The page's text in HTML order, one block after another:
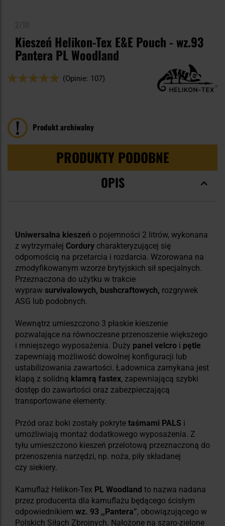
Kieszeń Helikon-Tex E&E Pouch - wz.93
Pantera PL Woodland
Ocena:
(Opinie: 107)
Produkt archiwalny
PRODUKTY PODOBNE
OPIS
Uniwersalna kieszeń o pojemności 2 litrów, wykonana
z wytrzymałej Cordury charakteryzującej się
odpornością na przetarcia i rozdarcia. Wzorowana na
zmodyfikowanym wzorze brytyjskich sił specjalnych.
Przeznaczona do użytku w trakcie
wypraw survivalowych, bushcraftowych, rozgrywek
ASG lub podobnych.
Wewnątrz umieszczono 3 płaskie kieszenie
pozwalające na równoczesne przenoszenie większego
i mniejszego wyposażenia. Duży panel velcro i pętle
zapewniają możliwość dowolnej konfiguracji lub
ustabilizowania zawartości. Ładownica zamykana jest
klapą z solidną klamrą fastex, zapewniającą szybki
dostęp do zawartości oraz zabezpieczającą
transportowane elementy.
Przód oraz boki zostały pokryte taśmami PALS i
umożliwiają montaż dodatkowego wyposażenia. Z
tyłu umieszczono kieszeń przelotową przeznaczoną do
przenoszenia narzędzi, np. noża, piły składanej
czy siekiery.
Kamuflaż Helikon-Tex PL Woodland to nazwa nadana
przez producenta dla kamuflażu będącego ścisłym
odpowiednikiem wz. 93 ,,Pantera”, obowiązującego w
Polskich Siłach Zbrojnych. Nałożone na szaro-zielone